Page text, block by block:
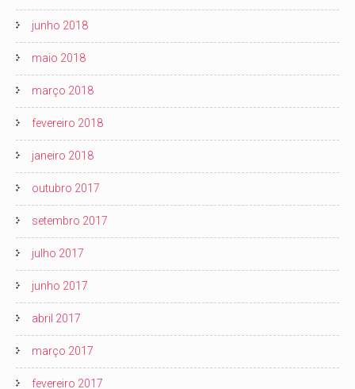
junho 2018
maio 2018
março 2018
fevereiro 2018
janeiro 2018
outubro 2017
setembro 2017
julho 2017
junho 2017
abril 2017
março 2017
fevereiro 2017